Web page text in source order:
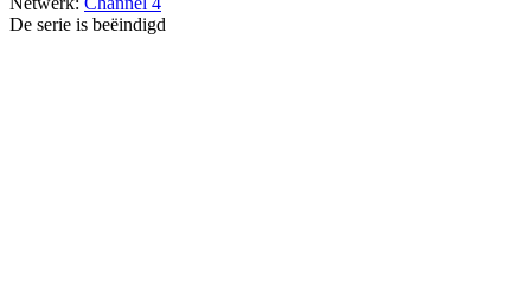
De serie is beëindigd